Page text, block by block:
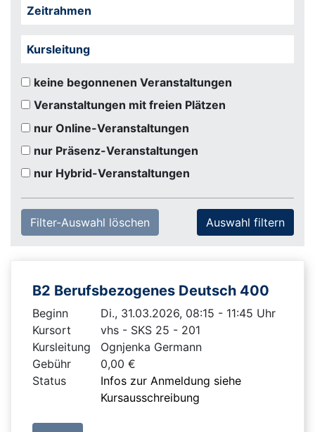
Zeitrahmen
Kursleitung
keine begonnenen Veranstaltungen
Veranstaltungen mit freien Plätzen
nur Online-Veranstaltungen
nur Präsenz-Veranstaltungen
nur Hybrid-Veranstaltungen
Filter-Auswahl löschen
B2 Berufsbezogenes Deutsch 400
Beginn
Di., 31.03.2026, 08:15 - 11:45 Uhr
Kursort
vhs - SKS 25 - 201
Kursleitung
Ognjenka Germann
Gebühr
0,00 €
Status
Infos zur Anmeldung siehe
Kursausschreibung